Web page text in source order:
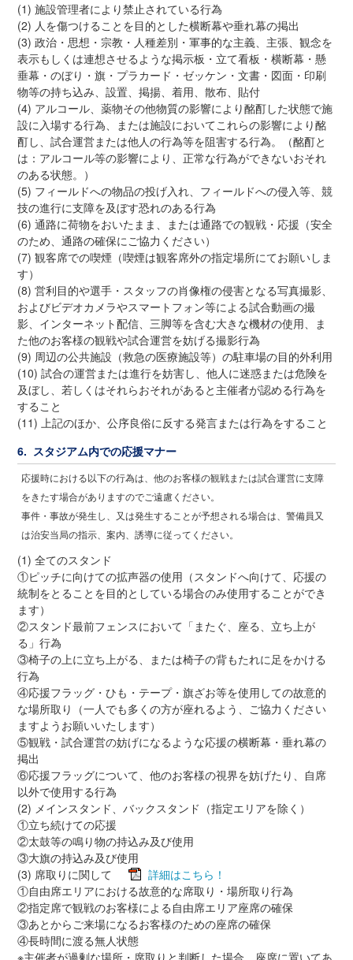
(1) 施設管理者により禁止されている行為
(2) 人を傷つけることを目的とした横断幕や垂れ幕の掲出
(3) 政治・思想・宗教・人種差別・軍事的な主義、主張、観念を
表示もしくは連想させるような掲示板・立て看板・横断幕・懸
垂幕・のぼり・旗・プラカード・ゼッケン・文書・図面・印刷
物等の持ち込み、設置、掲揚、着用、散布、貼付
(4) アルコール、薬物その他物質の影響により酩酊した状態で施
設に入場する行為、または施設においてこれらの影響により酩
酊し、試合運営または他人の行為等を阻害する行為。（酩酊と
は：アルコール等の影響により、正常な行為ができないおそれ
のある状態。）
(5) フィールドへの物品の投げ入れ、フィールドへの侵入等、競
技の進行に支障を及ぼす恐れのある行為
(6) 通路に荷物をおいたまま、または通路での観戦・応援（安全
のため、通路の確保にご協力ください）
(7) 観客席での喫煙（喫煙は観客席外の指定場所にてお願いしま
す）
(8) 営利目的や選手・スタッフの肖像権の侵害となる写真撮影、
およびビデオカメラやスマートフォン等による試合動画の撮
影、インターネット配信、三脚等を含む大きな機材の使用、ま
た他のお客様の観戦や試合運営を妨げる撮影行為
(9) 周辺の公共施設（救急の医療施設等）の駐車場の目的外利用
(10) 試合の運営または進行を妨害し、他人に迷惑または危険を
及ぼし、若しくはそれらおそれがあると主催者が認める行為を
すること
(11) 上記のほか、公序良俗に反する発言または行為をすること
6. スタジアム内での応援マナー
応援時における以下の行為は、他のお客様の観戦または試合運営に支障
をきたす場合がありますのでご遠慮ください。
事件・事故が発生し、又は発生することが予想される場合は、警備員又
は治安当局の指示、案内、誘導に従ってください。
(1) 全てのスタンド
①ピッチに向けての拡声器の使用（スタンドへ向けて、応援の
統制をとることを目的としている場合のみ使用することができ
ます）
②スタンド最前フェンスにおいて「またぐ、座る、立ち上が
る」行為
③椅子の上に立ち上がる、または椅子の背もたれに足をかける
行為
④応援フラッグ・ひも・テープ・旗ざお等を使用しての故意的
な場所取り（一人でも多くの方が座れるよう、ご協力ください
ますようお願いいたします）
⑤観戦・試合運営の妨げになるような応援の横断幕・垂れ幕の
掲出
⑥応援フラッグについて、他のお客様の視界を妨げたり、自席
以外で使用する行為
(2) メインスタンド、バックスタンド（指定エリアを除く）
①立ち続けての応援
②太鼓等の鳴り物の持込み及び使用
③大旗の持込み及び使用
(3) 席取りに関して
詳細はこちら！
①自由席エリアにおける故意的な席取り・場所取り行為
②指定席で観戦のお客様による自由席エリア座席の確保
③あとからご来場になるお客様のための座席の確保
④長時間に渡る無人状態